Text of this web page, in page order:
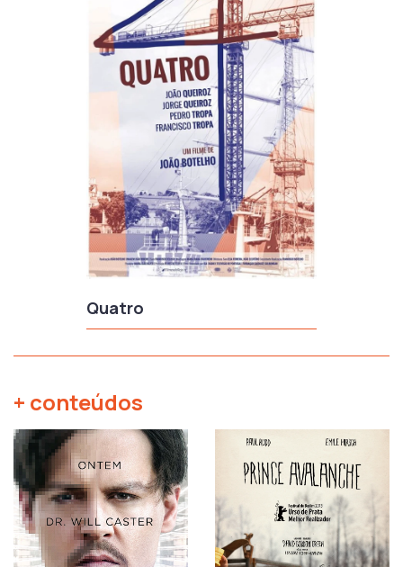
Quatro
+ conteúdos